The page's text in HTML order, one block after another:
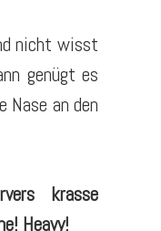
nicht wisst
genügt es
Nase an den
krasse
Heavy!